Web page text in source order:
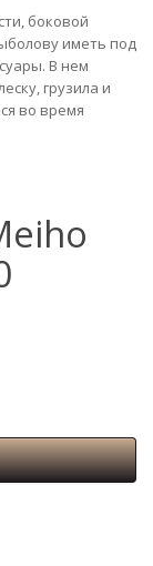
боковой
иметь под
В нем
грузила и
во время